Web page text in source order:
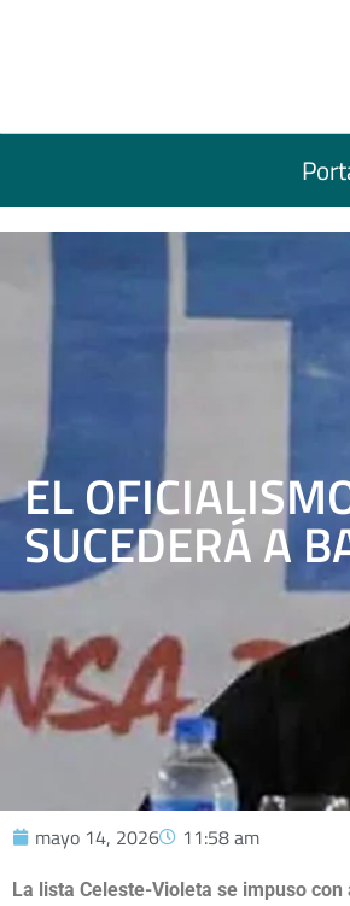
EL
SUCEDERÁ A
mayo 14, 2026 11:58 am
La lista Celeste-Violeta se impuso